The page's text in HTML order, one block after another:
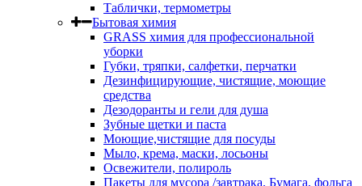
Таблички, термометры
Бытовая химия
GRASS химия для профессиональной
уборки
Губки, тряпки, салфетки, перчатки
Дезинфицирующие, чистящие, моющие
средства
Дезодоранты и гели для душа
Зубные щетки и паста
Моющие,чистящие для посуды
Мыло, крема, маски, лосьоны
Освежители, полироль
Пакеты для мусора /завтрака. Бумага, фольга